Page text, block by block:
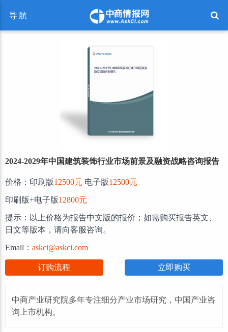
导航
2024-2029年中国建筑装饰行业市场前景及融资战略咨询报告
价格：印刷版12500元 电子版12500元
印刷版+电子版12800元
提示：以上价格为报告中文版的报价；如需购买报告英文、
日文等版本，请向客服咨询。
Email： askci@askci.com
订购流程 立即购买
中商产业研究院多年专注细分产业市场研究，中国产业咨
询上市机构。